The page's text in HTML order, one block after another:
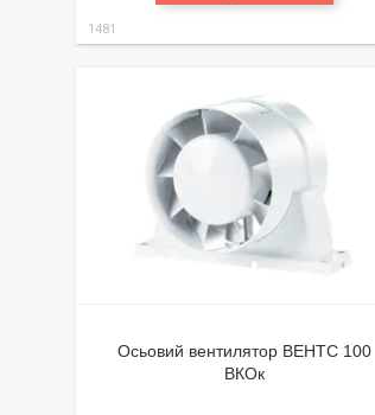
1481
Осьовий вентилятор ВЕНТС 100
ВКОк